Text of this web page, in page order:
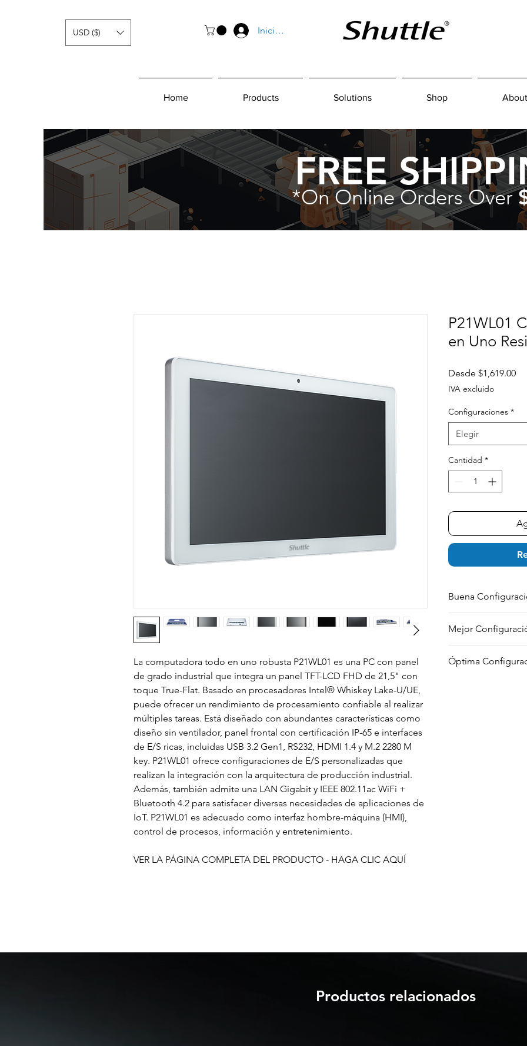
USD ($) Iniciar sesión
Home Products Solutions Shop
FREE
*On Online Orders Over
La computadora todo en uno robusta P21WL01 es una PC con panel
de grado industrial que integra un panel TFT-LCD FHD de 21,5" con
toque True-Flat. Basado en procesadores Intel® Whiskey Lake-U/UE,
puede ofrecer un rendimiento de procesamiento confiable al realizar
múltiples tareas. Está diseñado con abundantes características como
diseño sin ventilador, panel frontal con certificación IP-65 e interfaces
de E/S ricas, incluidas USB 3.2 Gen1, RS232, HDMI 1.4 y M.2 2280 M
key. P21WL01 ofrece configuraciones de E/S personalizadas que
realizan la integración con la arquitectura de producción industrial.
Además, también admite una LAN Gigabit y IEEE 802.11ac WiFi +
Bluetooth 4.2 para satisfacer diversas necesidades de aplicaciones de
IoT. P21WL01 es adecuado como interfaz hombre-máquina (HMI),
control de procesos, información y entretenimiento.
VER LA PÁGINA COMPLETA DEL PRODUCTO - HAGA CLIC AQUÍ
P21WL01
en Uno
Desde $1,619.00
IVA excluido
Configuraciones *
Elegir
Cantidad *
Buena
8GB DDR4 SODIMM
2.5" 240GB SSD
PREINSTALLED WIFI
WINDOWS 10 IOT
Mejor
8GB DDR4 SODIMM
Óptima
Productos relacionados